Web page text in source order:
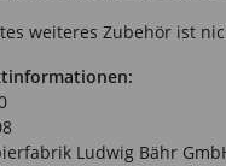
weiteres Zubehör ist
Ludwig Bähr